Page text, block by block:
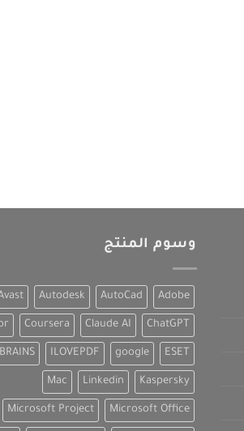
وسوم المنتج
Adobe
AutoCad
Autodesk
ChatGPT
Claude AI
Coursera
ESET
google
ILOVEPDF
Kaspersky
Linkedin
Mac
Microsoft Office
Microsoft Project